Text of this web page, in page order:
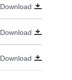
Download
Download
Download